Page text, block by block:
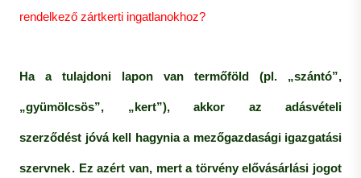
rendelkező zártkerti ingatlanokhoz?
Ha a tulajdoni lapon van termőföld (pl. „szántó”,
„gyümölcsös”, „kert”), akkor az adásvételi
szerződést jóvá kell hagynia a mezőgazdasági igazgatási
szervnek. Ez azért van, mert a törvény elővásárlási jogot